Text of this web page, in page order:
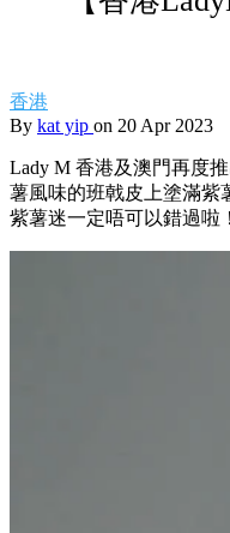
香港
By kat yip on 20 Apr 2023
Lady M 香港及澳門再度
薯風味的班戟皮上塗滿紫
紫薯迷一定唔可以錯過啦！